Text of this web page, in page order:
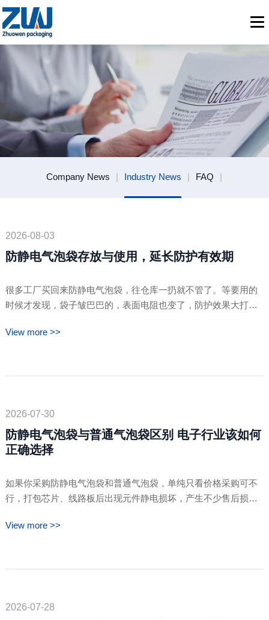
Company News | Industry News | FAQ |
2026-08-03
防静电气泡袋存放与使用，延长防护有效期
很多工厂买回来防静电气泡袋，往仓库一扔就不管了。等要用的
时候才发现，袋子皱巴巴的，表面电阻也变了，防护效果大打折
直接影响它的防护有效期。放错地方、用错方法，可能三个月就
View more >>
2026-07-30
防静电气泡袋与普通气泡袋区别 电子行业该如何
正确选择
如果你采购防静电气泡袋和普通气泡袋，单纯只看价格采购可不
行，打包芯片、线路板后出现元件静电损坏，产生不少售后损
场景做清晰对比，梳理电子行业选型思路。普通气泡袋仅具备缓
View more >>
2026-07-28